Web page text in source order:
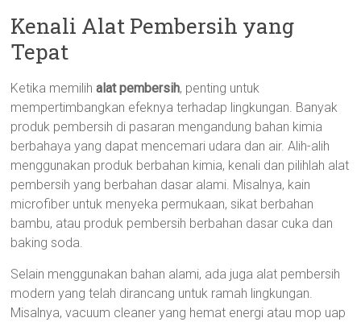
Kenali Alat Pembersih yang
Tepat
Ketika memilihalat pembersih, penting untuk
mempertimbangkan efeknya terhadap lingkungan. Banyak
produk pembersih di pasaran mengandung bahan kimia
berbahaya yang dapat mencemari udara dan air. Alih-alih
menggunakan produk berbahan kimia, kenali dan pilihlah alat
pembersih yang berbahan dasar alami. Misalnya, kain
microfiber untuk menyeka permukaan, sikat berbahan
bambu, atau produk pembersih berbahan dasar cuka dan
baking soda.
Selain menggunakan bahan alami, ada juga alat pembersih
modern yang telah dirancang untuk ramah lingkungan.
Misalnya, vacuum cleaner yang hemat energi atau mop uap